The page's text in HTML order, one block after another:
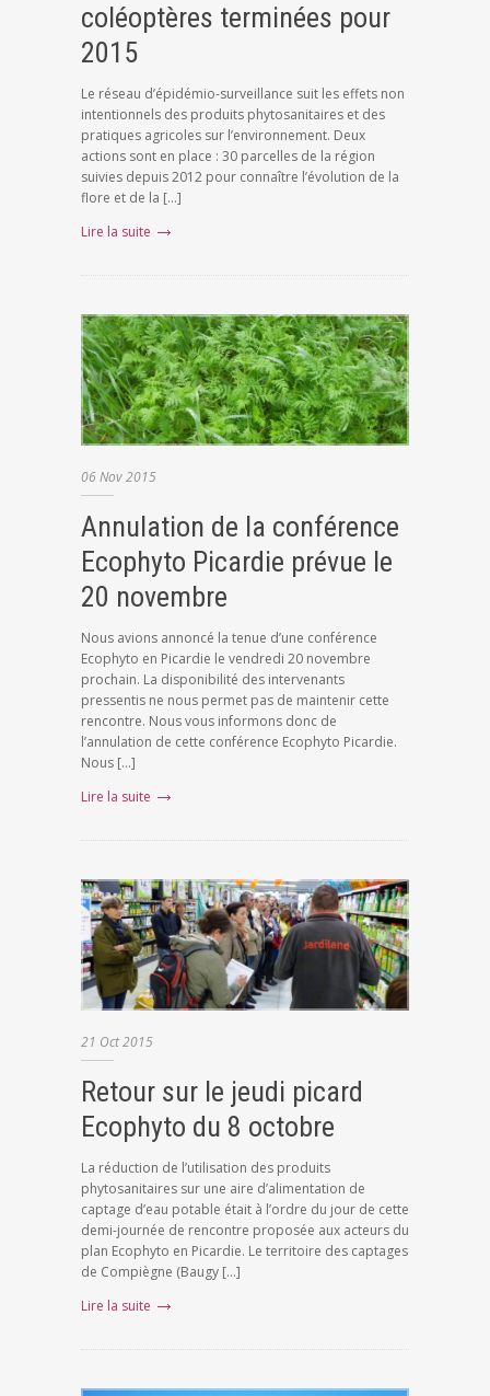
coléoptères terminées pour
2015
Le réseau d’épidémio-surveillance suit les effets non
intentionnels des produits phytosanitaires et des
pratiques agricoles sur l’environnement. Deux
actions sont en place : 30 parcelles de la région
suivies depuis 2012 pour connaître l’évolution de la
flore et de la […]
Lire la suite
06Nov2015
Annulation de la conférence
Ecophyto Picardie prévue le
20 novembre
Nous avions annoncé la tenue d’une conférence
Ecophyto en Picardie le vendredi 20 novembre
prochain. La disponibilité des intervenants
pressentis ne nous permet pas de maintenir cette
rencontre. Nous vous informons donc de
l’annulation de cette conférence Ecophyto Picardie.
Nous […]
Lire la suite
21 Oct2015
Retour sur le jeudi picard
Ecophyto du 8 octobre
La réduction de l’utilisation des produits
phytosanitaires sur une aire d’alimentation de
captage d’eau potable était à l’ordre du jour de cette
demi-journée de rencontre proposée aux acteurs du
plan Ecophyto en Picardie. Le territoire des captages
de Compiègne (Baugy […]
Lire la suite